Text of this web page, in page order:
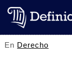
En Derecho